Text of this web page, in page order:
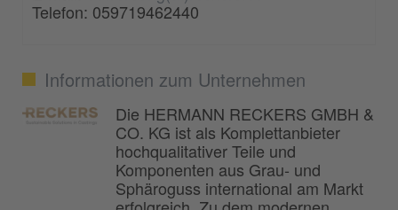
Telefon: 059719462440
Informationen zum Unternehmen
Die HERMANN RECKERS GMBH &
CO. KG ist als Komplettanbieter
hochqualitativer Teile und
Komponenten aus Grau- und
Sphäroguss international am Markt